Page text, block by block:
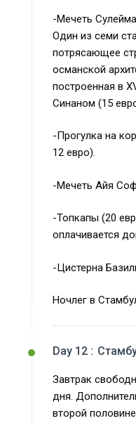
-Мечеть
Один из семи
потрясающее
османской
построенная в
Синаном (15
-Прогулка на
12 евро).
-Мечеть Айя
-Топкапы (20
оплачивается
-Цистерна
Ночлег в
Day 12 :
Завтрак
дня.
второй